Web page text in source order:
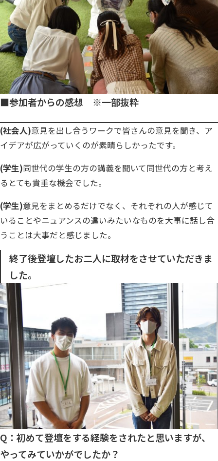
■参加者からの感想 ※一部抜粋
(社会人)意見を出し合うワークで皆さんの意見を聞き、ア
イデアが広がっていくのが素晴らしかったです。
(学生)同世代の学生の方の講義を聞いて同世代の方と考え
るとても貴重な機会でした。
(学生)意見をまとめるだけでなく、それぞれの人が感じて
いることやニュアンスの違いみたいなものを大事に話し合
うことは大事だと感じました。
終了後登壇したお二人に取材をさせていただきま
した。
Q：初めて登壇をする経験をされたと思いますが、
やってみていかがでしたか？